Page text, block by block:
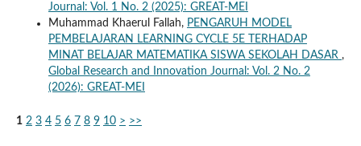
Journal: Vol. 1 No. 2 (2025): GREAT-MEI
Muhammad Khaerul Fallah, PENGARUH MODEL
PEMBELAJARAN LEARNING CYCLE 5E TERHADAP
MINAT BELAJAR MATEMATIKA SISWA SEKOLAH DASAR ,
Global Research and Innovation Journal: Vol. 2 No. 2
(2026): GREAT-MEI
1 2 3 4 5 6 7 8 9 10 > >>